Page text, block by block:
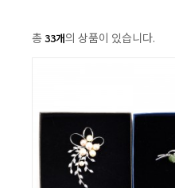
총33개의 상품이 있습니다.